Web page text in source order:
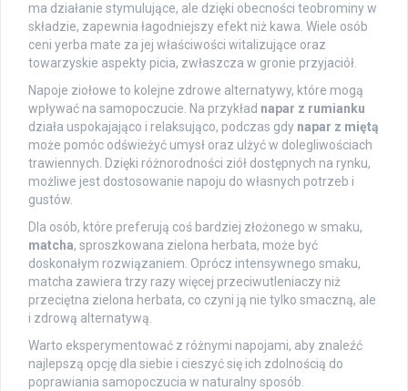
ma działanie stymulujące, ale dzięki obecności teobrominy w
składzie, zapewnia łagodniejszy efekt niż kawa. Wiele osób
ceni yerba mate za jej właściwości witalizujące oraz
towarzyskie aspekty picia, zwłaszcza w gronie przyjaciół.
Napoje ziołowe to kolejne zdrowe alternatywy, które mogą
wpływać na samopoczucie. Na przykład napar z rumianku
działa uspokajająco i relaksująco, podczas gdy napar z miętą
może pomóc odświeżyć umysł oraz ulżyć w dolegliwościach
trawiennych. Dzięki różnorodności ziół dostępnych na rynku,
możliwe jest dostosowanie napoju do własnych potrzeb i
gustów.
Dla osób, które preferują coś bardziej złożonego w smaku,
matcha, sproszkowana zielona herbata, może być
doskonałym rozwiązaniem. Oprócz intensywnego smaku,
matcha zawiera trzy razy więcej przeciwutleniaczy niż
przeciętna zielona herbata, co czyni ją nie tylko smaczną, ale
i zdrową alternatywą.
Warto eksperymentować z różnymi napojami, aby znaleźć
najlepszą opcję dla siebie i cieszyć się ich zdolnością do
poprawiania samopoczucia w naturalny sposób.